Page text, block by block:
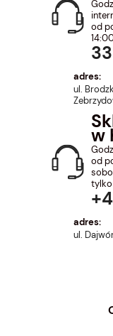
od
adres:
ul.
w
od
tylko
adres:
ul.